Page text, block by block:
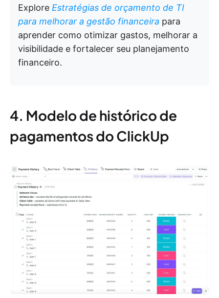
Explore Estratégias de orçamento de TI
para melhorar a gestão financeira para
aprender como otimizar gastos, melhorar a
visibilidade e fortalecer seu planejamento
financeiro.
4. Modelo de histórico de
pagamentos do ClickUp